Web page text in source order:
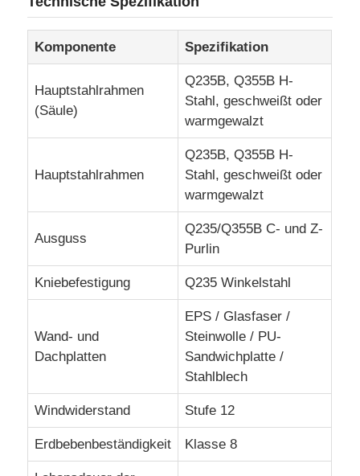
Stahlkonstruktionslager
Stahlgewerbe
Stahlkonstruktion Flugzeughänger
Stahlbaustoff
Stahlkonstruktions-Geflügelstall
Stahlkonstruktion Wasserbehälter Turm
Baubaustruktur Bau
Pulverbeschichtete Stahlstruktur
Komponente Spezifikation
Hauptstahlrahmen
(Säule)
Q235B, Q355B H-
Stahl, geschweißt oder
warmgewalzt
Hauptstahlrahmen
Q235B, Q355B H-
Stahl, geschweißt oder
warmgewalzt
Ausguss
Q235/Q355B C- und Z-
Purlin
Kniebefestigung Q235 Winkelstahl
Wand- und
Dachplatten
EPS / Glasfaser /
Steinwolle / PU-
Sandwichplatte /
Stahlblech
Windwiderstand Stufe 12
Erdbebenbeständigkeit Klasse 8